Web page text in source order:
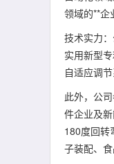
领域的**企
技术实力
实用新型
自适应调
此外，公
件企业及
180度回转
子装配、